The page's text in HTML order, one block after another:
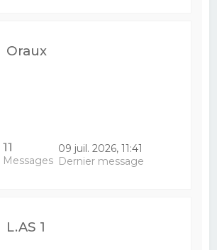
Oraux
11
Messages
09 juil. 2026, 11:41
Dernier message
L.AS 1